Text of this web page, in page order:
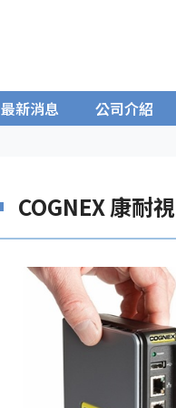
最新消息 公司介紹
COGNEX 康耐視